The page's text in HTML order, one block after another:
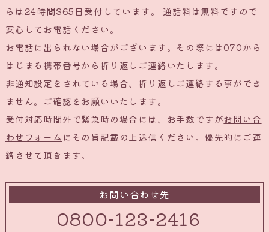
らは24時間365日受付しています。 通話料は無料ですので
安心してお電話ください。
お電話に出られない場合がございます。その際には070から
はじまる携帯番号から折り返しご連絡いたします。
非通知設定をされている場合、折り返しご連絡する事ができ
ません。ご確認をお願いいたします。
受付対応時間外で緊急時の場合には、お手数ですがお問い合
わせフォーム にその旨記載の上送信ください。優先的にご連
絡させて頂きます。
お問い合わせ先
0800-123-2416